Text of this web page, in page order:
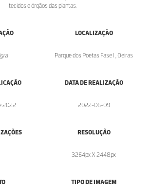
tecidos e órgãos das plantas.
LOCALIZAÇÃO
Parque dos Poetas Fase I , Oeiras
2022
DATA DE REALIZAÇÃO
2022-06-09
RESOLUÇÃO
3264px X 2448px
TIPO DE IMAGEM